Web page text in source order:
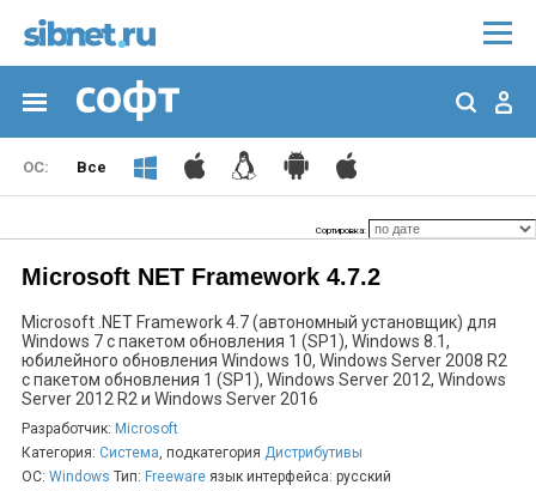
Все
Сортировка:
Microsoft NET Framework 4.7.2
Microsoft .NET Framework 4.7 (автономный установщик) для
Windows 7 с пакетом обновления 1 (SP1), Windows 8.1,
юбилейного обновления Windows 10, Windows Server 2008 R2
с пакетом обновления 1 (SP1), Windows Server 2012, Windows
Server 2012 R2 и Windows Server 2016
Разработчик: Microsoft
Категория: Система, подкатегория Дистрибутивы
ОС: Windows Тип: Freeware язык интерфейса: русский